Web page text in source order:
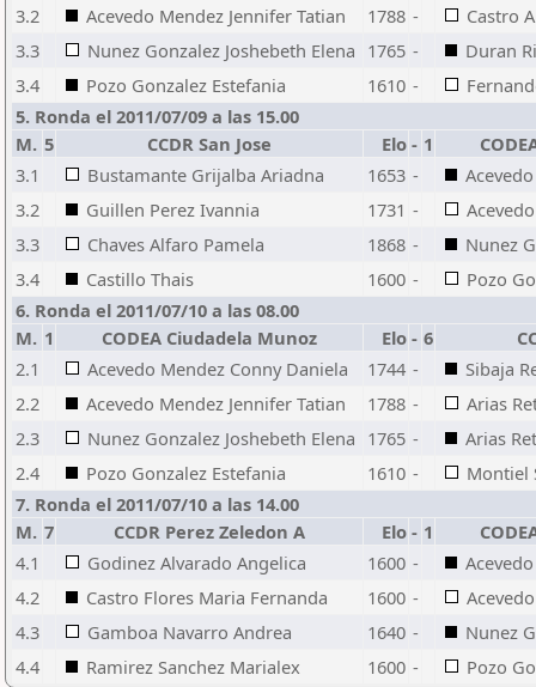
3.2
Acevedo Mendez Jennifer Tatian 1788 -
Castro
3.3
Nunez Gonzalez Joshebeth Elena 1765 -
Duran
3.4
Pozo Gonzalez Estefania 1610 -
5. Ronda el 2011/07/09 a las 15.00
M. 5 CCDR San Jose Elo - 1
3.1
Bustamante Grijalba Ariadna 1653 -
3.2
Guillen Perez Ivannia 1731 -
3.3
Chaves Alfaro Pamela 1868 -
Nunez
3.4
Castillo Thais 1600 -
Pozo
6. Ronda el 2011/07/10 a las 08.00
M. 1 CODEA Ciudadela Munoz Elo - 6
2.1
Acevedo Mendez Conny Daniela 1744 -
Sibaja
2.2
Acevedo Mendez Jennifer Tatian 1788 -
Arias
2.3
Nunez Gonzalez Joshebeth Elena 1765 -
Arias
2.4
Pozo Gonzalez Estefania 1610 -
Montiel
7. Ronda el 2011/07/10 a las 14.00
M. 7 CCDR Perez Zeledon A Elo - 1
4.1
Godinez Alvarado Angelica 1600 -
4.2
Castro Flores Maria Fernanda 1600 -
4.3
Gamboa Navarro Andrea 1640 -
Nunez
4.4
Ramirez Sanchez Marialex 1600 - Pozo